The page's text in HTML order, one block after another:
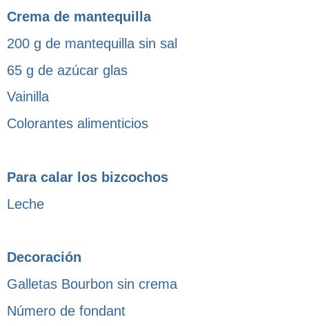
Crema de mantequilla
200 g de mantequilla sin sal
65 g de azúcar glas
Vainilla
Colorantes alimenticios
Para calar los bizcochos
Leche
Decoración
Galletas Bourbon sin crema
Número de fondant